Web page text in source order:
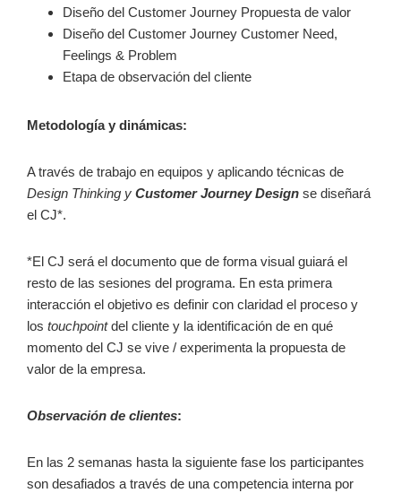
Diseño del Customer Journey Propuesta de valor
Diseño del Customer Journey Customer Need,
Feelings & Problem
Etapa de observación del cliente
Metodología y dinámicas:
A través de trabajo en equipos y aplicando técnicas de
Design Thinking y Customer Journey Design se diseñará
el CJ*.
*El CJ será el documento que de forma visual guiará el
resto de las sesiones del programa. En esta primera
interacción el objetivo es definir con claridad el proceso y
los touchpointdel cliente y la identificación de en qué
momento del CJ se vive / experimenta la propuesta de
valor de la empresa.
Observación de clientes:
En las 2 semanas hasta la siguiente fase los participantes
son desafiados a través de una competencia interna por